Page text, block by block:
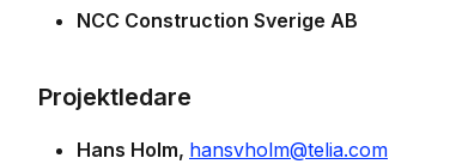
NCC Construction Sverige AB
Projektledare
Hans Holm hansvholm@telia.com